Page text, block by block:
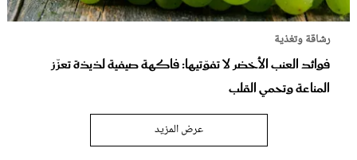
رشاقة وتغذية
فوائد العنب الأخضر لا تفوّتيها: فاكهة صيفية لذيذة تعزّز
المناعة وتحمي القلب
عرض المزيد